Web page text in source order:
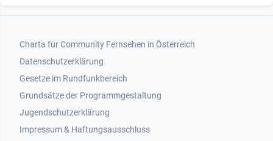
Footer 1
Charta für Community Fernsehen in Österreich
Datenschutzerklärung
Gesetze im Rundfunkbereich
Grundsätze der Programmgestaltung
Jugendschutzerklärung
Impressum & Haftungsausschluss